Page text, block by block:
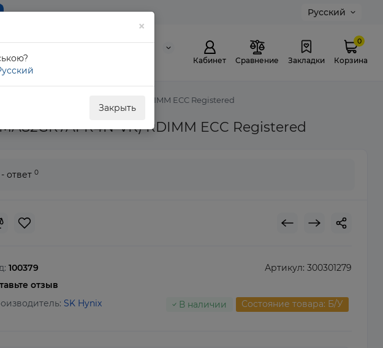
Русский
0 800 311 307
Кабинет Сравнение Закладки
0
Корзина
1Rx4 (HMA82GR7AFR4N-VK) RDIMM ECC Registered
VK) RDIMM ECC Registered
×
Закрыть
ответ 0
100379
отзыв
Артикул: 300301279
SK Hynix В наличии Состояние товара: Б/У